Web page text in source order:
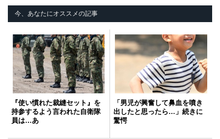
今、あなたにオススメの記事
『使い慣れた裁縫セット』を
持参するよう言われた自衛隊
員は…あ
「男児が興奮して鼻血を噴き
出したと思ったら…」続きに
驚愕